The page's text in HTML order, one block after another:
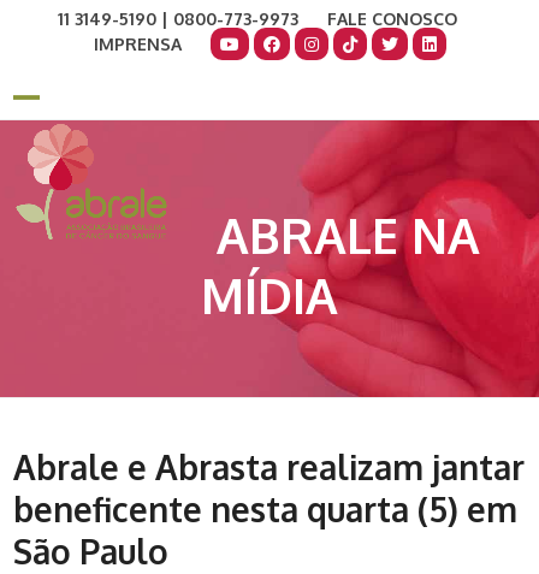
11 3149-5190 | 0800-773-9973
FALE CONOSCO
IMPRENSA
Open
mobile
menu
Close
mobile
menu
ABRALE NA
MÍDIA
Abrale e Abrasta realizam jantar
beneficente nesta quarta (5) em
São Paulo